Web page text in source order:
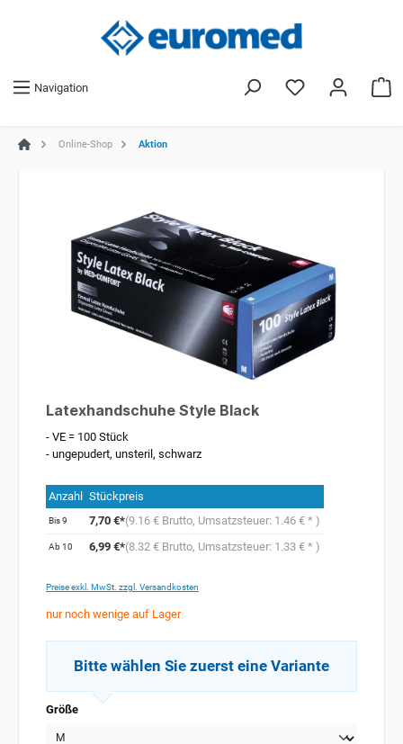
Navigation
Online-Shop Aktion
Latexhandschuhe Style Black
- VE = 100 Stück
- ungepudert, unsteril, schwarz
Anzahl Stückpreis
Bis9 7,70 €*(9.16 € Brutto, Umsatzsteuer: 1.46 € * )
Ab10 6,99 €*(8.32 € Brutto, Umsatzsteuer: 1.33 € * )
Preise exkl. MwSt. zzgl. Versandkosten
nur noch wenige auf Lager
Größe